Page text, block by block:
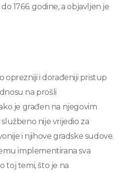
1766. godine, a objavljen je
oprezniji i dorađeniji pristup
na prošli
je građen na njegovim
nije vrijedio za
i njihove gradske sudove.
implementirana sva
toj temi, što je na